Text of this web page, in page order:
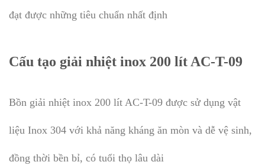
đạt được những tiêu chuẩn nhất định
Cấu tạo giải nhiệt inox 200 lít AC-T-09
Bồn giải nhiệt inox 200 lít AC-T-09​ được sử dụng vật
liệu Inox 304 với khả năng kháng ăn mòn và dễ vệ sinh,
đồng thời bền bỉ, có tuổi thọ lâu dài